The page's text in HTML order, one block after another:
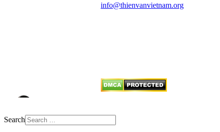
info@thienvanvietnam.org
Search